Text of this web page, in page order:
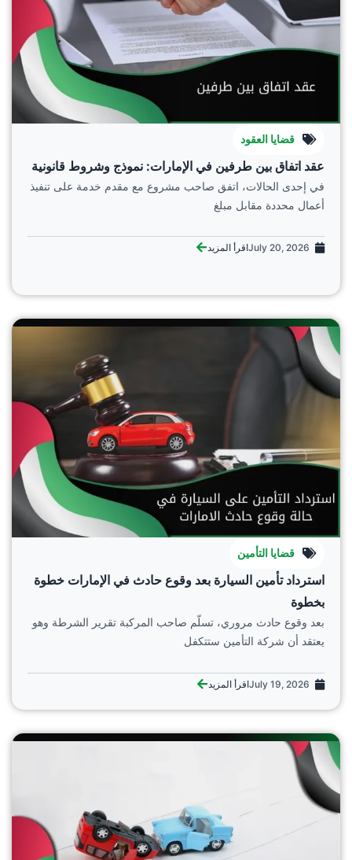
قضايا العقود
عقد اتفاق بين طرفين في الإمارات: نموذج وشروط قانونية
في إحدى الحالات، اتفق صاحب مشروع مع مقدم خدمة على تنفيذ
أعمال محددة مقابل مبلغ
July 20, 2026اقرأ المزيد
قضايا التأمين
استرداد تأمين السيارة بعد وقوع حادث في الإمارات خطوة
بخطوة
بعد وقوع حادث مروري، تسلّم صاحب المركبة تقرير الشرطة وهو
يعتقد أن شركة التأمين ستتكفل
July 19, 2026اقرأ المزيد